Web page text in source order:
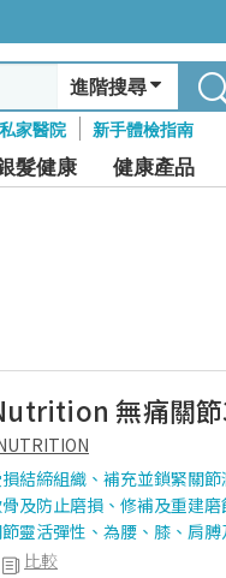
進階搜尋
私家醫院 新手體檢指南
髮健康 健康產品
無痛關
結締組織、補充並鎖緊關
及防止磨損、修補及重建
靈活彈性、為腰、膝、肩
比較